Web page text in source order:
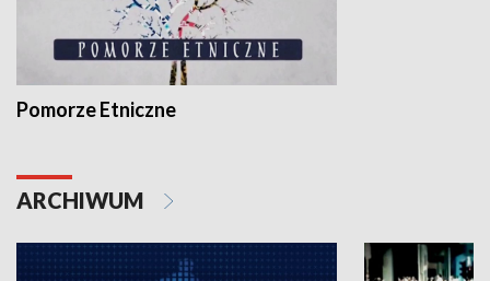
Pomorze Etniczne
ARCHIWUM